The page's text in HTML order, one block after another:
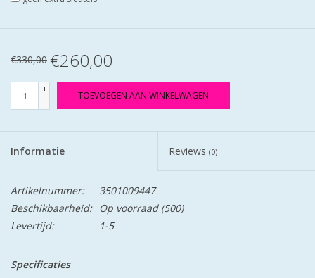
€330,00 €260,00
+
-
TOEVOEGEN AAN WINKELWAGEN
Informatie Reviews (0)
Artikelnummer:
3501009447
Beschikbaarheid:
Op voorraad(500)
Levertijd:
1-5
Specificaties